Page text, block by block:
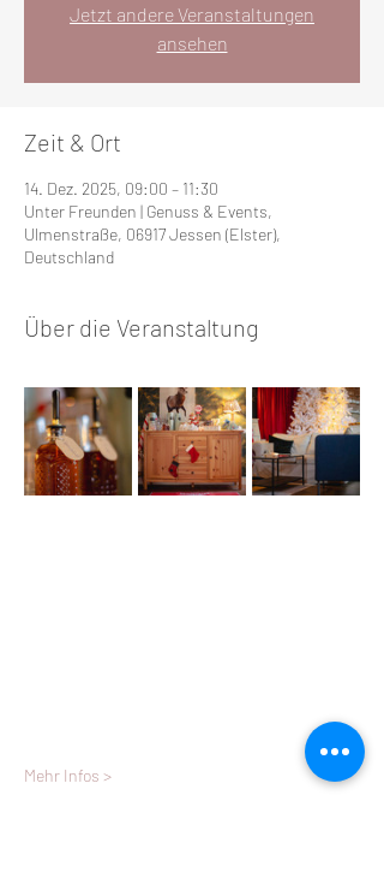
Jetzt andere Veranstaltungen
ansehen
Zeit & Ort
14. Dez. 2025, 09:00 – 11:30
Unter Freunden | Genuss & Events,
Ulmenstraße, 06917 Jessen (Elster),
Deutschland
Über die Veranstaltung
Mehr Infos >